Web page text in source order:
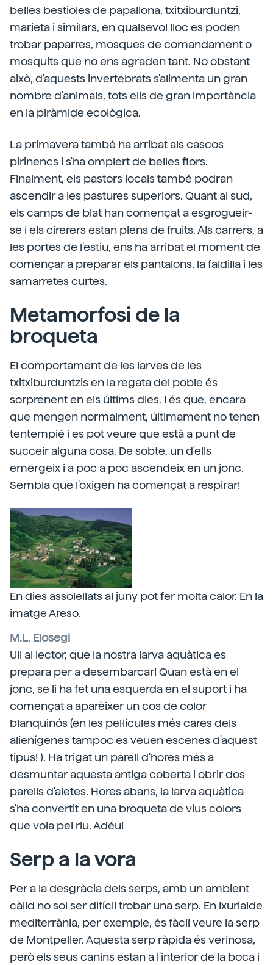
belles bestioles de papallona, txitxiburduntzi,
marieta i similars, en qualsevol lloc es poden
trobar paparres, mosques de comandament o
mosquits que no ens agraden tant. No obstant
això, d'aquests invertebrats s'alimenta un gran
nombre d'animals, tots ells de gran importància
en la piràmide ecològica.
La primavera també ha arribat als cascos
pirinencs i s'ha omplert de belles flors.
Finalment, els pastors locals també podran
ascendir a les pastures superiors. Quant al sud,
els camps de blat han començat a esgrogueir-
se i els cirerers estan plens de fruits. Als carrers, a
les portes de l'estiu, ens ha arribat el moment de
començar a preparar els pantalons, la faldilla i les
samarretes curtes.
Metamorfosi de la
broqueta
El comportament de les larves de les
txitxiburduntzis en la regata del poble és
sorprenent en els últims dies. I és que, encara
que mengen normalment, últimament no tenen
tentempié i es pot veure que està a punt de
succeir alguna cosa. De sobte, un d'ells
emergeix i a poc a poc ascendeix en un jonc.
Sembla que l'oxigen ha començat a respirar!
En dies assolellats al juny pot fer molta calor. En la
imatge Areso.
M.L. Elosegi
Ull al lector, que la nostra larva aquàtica es
prepara per a desembarcar! Quan està en el
jonc, se li ha fet una esquerda en el suport i ha
començat a aparèixer un cos de color
blanquinós (en les pel·lícules més cares dels
alienígenes tampoc es veuen escenes d'aquest
tipus! ). Ha trigat un parell d'hores més a
desmuntar aquesta antiga coberta i obrir dos
parells d'aletes. Hores abans, la larva aquàtica
s'ha convertit en una broqueta de vius colors
que vola pel riu. Adéu!
Serp a la vora
Per a la desgràcia dels serps, amb un ambient
càlid no sol ser difícil trobar una serp. En Ixurialde
mediterrània, per exemple, és fàcil veure la serp
de Montpeller. Aquesta serp ràpida és verinosa,
però els seus canins estan a l'interior de la boca i